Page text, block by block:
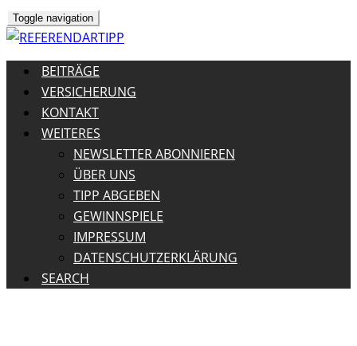
Toggle navigation
BEITRÄGE
VERSICHERUNG
KONTAKT
WEITERES
NEWSLETTER ABONNIEREN
ÜBER UNS
TIPP ABGEBEN
GEWINNSPIELE
IMPRESSUM
DATENSCHUTZERKLÄRUNG
SEARCH